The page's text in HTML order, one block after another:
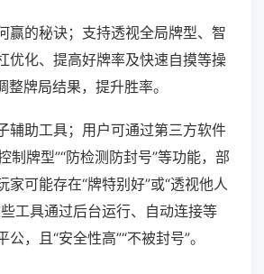
赢的秘诀；支持透视全局牌型、智
优化、提高好牌率及快速自摸等操
牌局结果，提升胜率。
辅助工具；用户可通过第三方软件
制牌型”“防检测防封号”等功能，部
家可能存在“牌特别好”或“透视他人
工具通过后台运行、自动连接等
，且“安全性高”“不被封号”。